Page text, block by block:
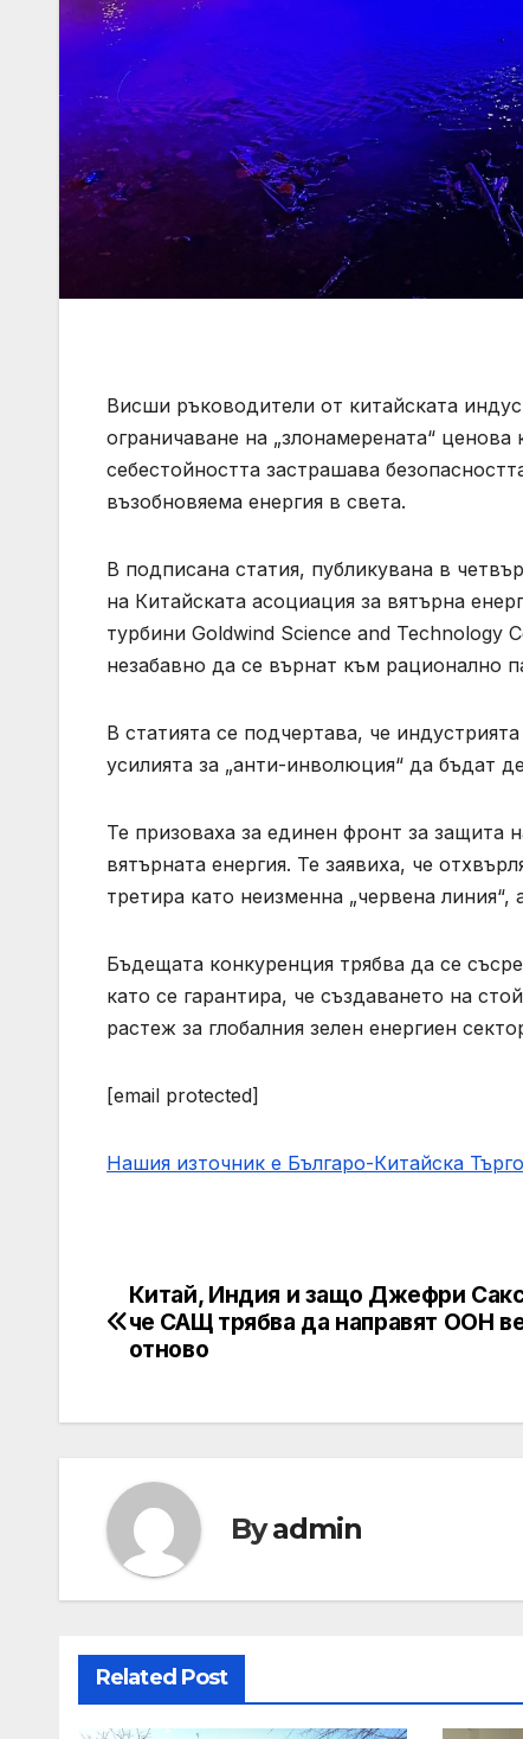
Висши ръководители от китайската
ограничаване на „злонамерената“
себестойността застрашава
възобновяема енергия в света.
В подписана статия, публикувана в
на Китайската асоциация за вятърна
турбини Goldwind Science and Technology
незабавно да се върнат към рационално
В статията се подчертава, че
усилията за „анти-инволюция“ да бъдат
Те призоваха за единен фронт за защита
вятърната енергия. Те заявиха, че
третира като неизменна „червена линия“,
Бъдещата конкуренция трябва да се
като се гарантира, че създаването на
растеж за глобалния зелен енергиен
[email protected]
Нашия източник е Българо-Китайска
Post
navigation
Китай, Индия и защо Джефри Сакс
че САЩ трябва да направят ООН
отново
Byadmin
Related Post